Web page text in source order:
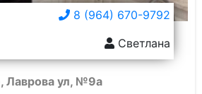
8 (964) 670-9792
Светлана
Лаврова ул, №9а